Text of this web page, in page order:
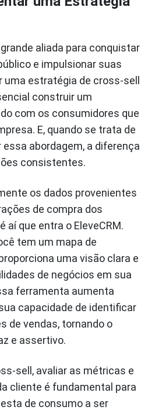
aliada para conquistar
e impulsionar suas
uma estratégia de cross-sell
construir um
com os consumidores que
E, quando se trata de
abordagem, a diferença
consistentes.
os dados provenientes
de compra dos
aí que entra o EleveCRM.
tem um mapa de
uma visão clara e
de negócios em sua
ferramenta aumenta
capacidade de identificar
de vendas, tornando o
e assertivo.
sell, avaliar as métricas e
cliente é fundamental para
de consumo a ser